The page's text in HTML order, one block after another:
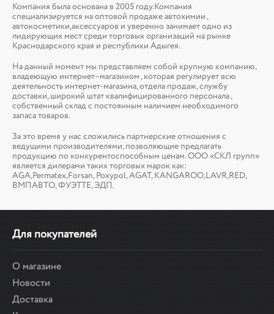
Компания была основана в 2005 году.Компания
специализируется на оптовой продаже автохимии ,
автокосметики,аксессуаров и уверенно занимает одно из
лидирующих мест среди торговых организаций на рынке
Краснодарского края и республики Адыгея.
На данный момент мы представляем собой крупную компанию,
владеющую интернет–магазином , которая регулирует всю
деятельность интернет-магазина, отдела продаж, службу
доставки, широкий штат квалифицированного персонала ,
собственный склад c постоянным наличием необходимого
запаса товаров.
За это время у нас сложились партнерские отношения с
ведущими производителями, позволяющие предлагать
продукцию по конкурентоспособным ценам. ООО «СКЛ групп»
является дилерами таких торговых марок как:
AGA,Permatex,Forsan, Poxypol, AGAT, KANGAROO,LAVR,RED,
ВМПАВТО, ФУЭТТЕ, ЭДП.
Для покупателей
О магазине
Новости
Доставка